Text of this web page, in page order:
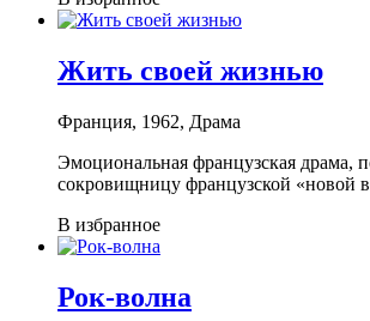
Жить своей жизнью
Франция, 1962, Драма
Эмоциональная французская драма,
сокровищницу французской «новой
В избранное
Рок-волна